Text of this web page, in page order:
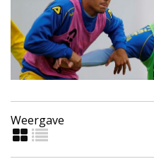
Weergave